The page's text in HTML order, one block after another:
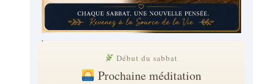
.
Début du sabbat
Prochaine méditation